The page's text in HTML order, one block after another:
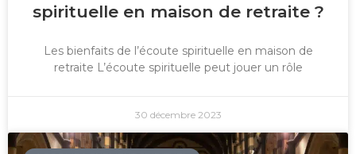
spirituelle en maison de retraite ?
Les bienfaits de l’écoute spirituelle en maison de
retraite L’écoute spirituelle peut jouer un rôle
30 décembre 2023